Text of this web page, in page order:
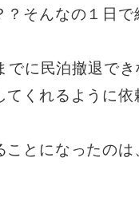
？そんなの１日
に民泊撤退で
くれるように依
ことになったの